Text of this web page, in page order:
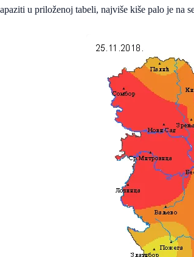
u priloženoj tabeli, najviše kiše palo je na